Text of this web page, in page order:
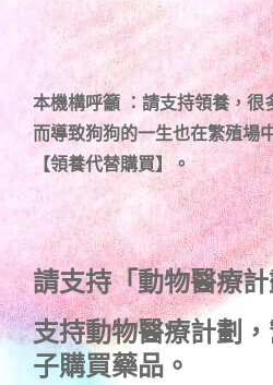
本機構呼籲 ：請支持領養，很
而導致狗狗的一生也在繁殖場
【領養代替購買】。
請支持「動物醫療計
支持動物醫療計劃
子購買藥品。